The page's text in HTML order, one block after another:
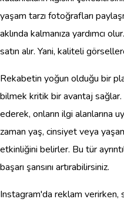
yaşam tarzı fotoğrafları
aklında kalmanıza yardımcı
satın alır. Yani, kaliteli
Rekabetin yoğun olduğu bir
bilmek kritik bir avantaj
ederek, onların ilgi alanlarına
zaman yaş, cinsiyet veya
etkinliğini belirler. Bu tür
başarı şansını artırabilirsiniz.
Instagram'da reklam verirken,